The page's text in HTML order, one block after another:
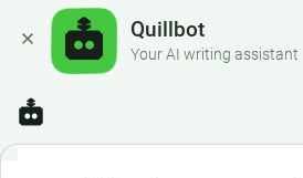
Quillbot
Your AI writing assistant